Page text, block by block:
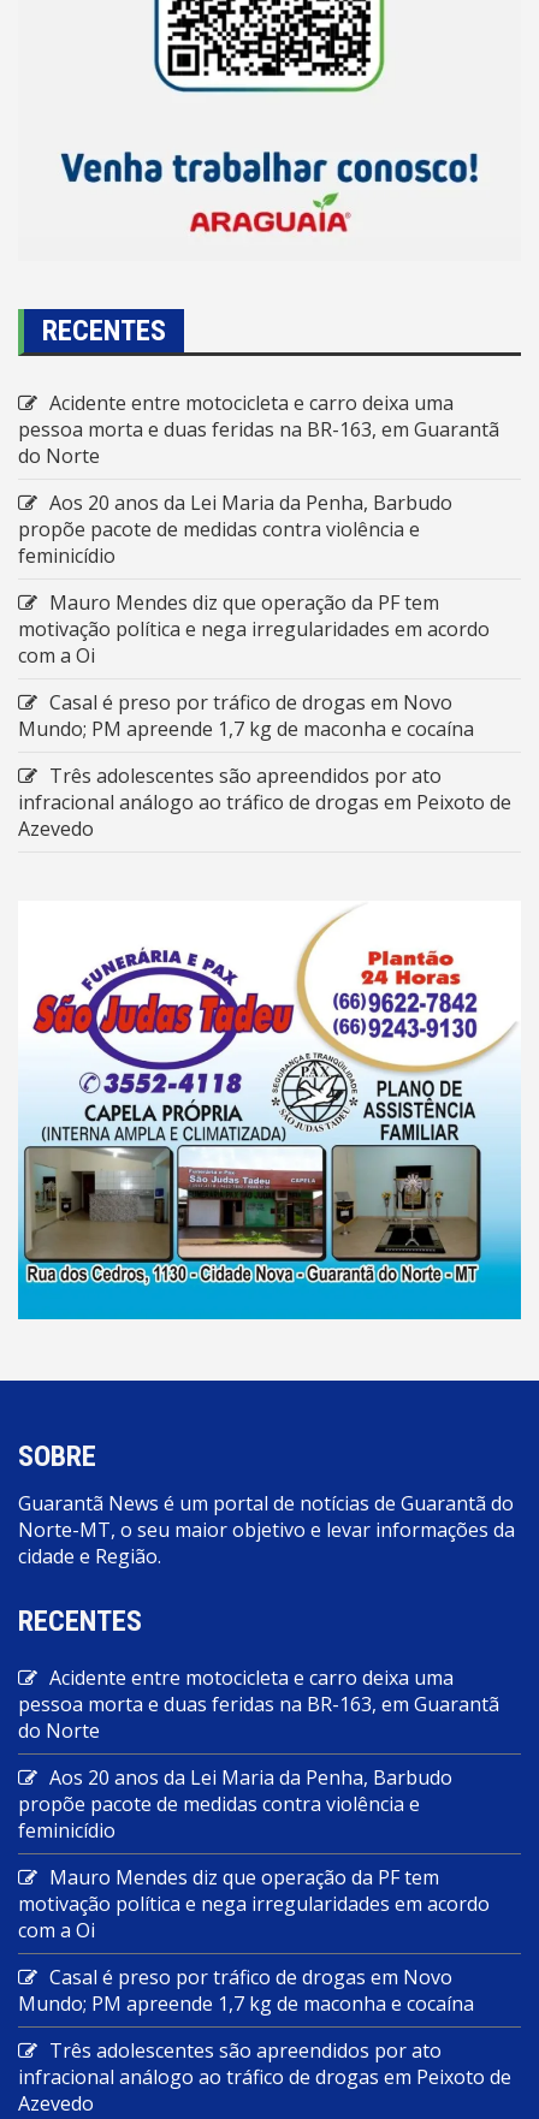
RECENTES
Acidente entre motocicleta e carro deixa uma
pessoa morta e duas feridas na BR-163, em Guarantã
do Norte
Aos 20 anos da Lei Maria da Penha, Barbudo
propõe pacote de medidas contra violência e
feminicídio
Mauro Mendes diz que operação da PF tem
motivação política e nega irregularidades em acordo
com a Oi
Casal é preso por tráfico de drogas em Novo
Mundo; PM apreende 1,7 kg de maconha e cocaína
Três adolescentes são apreendidos por ato
infracional análogo ao tráfico de drogas em Peixoto de
Azevedo
SOBRE
Guarantã News é um portal de notícias de Guarantã do
Norte-MT, o seu maior objetivo e levar informações da
cidade e Região.
RECENTES
Acidente entre motocicleta e carro deixa uma
pessoa morta e duas feridas na BR-163, em Guarantã
do Norte
Aos 20 anos da Lei Maria da Penha, Barbudo
propõe pacote de medidas contra violência e
feminicídio
Mauro Mendes diz que operação da PF tem
motivação política e nega irregularidades em acordo
com a Oi
Casal é preso por tráfico de drogas em Novo
Mundo; PM apreende 1,7 kg de maconha e cocaína
Três adolescentes são apreendidos por ato
infracional análogo ao tráfico de drogas em Peixoto de
Azevedo